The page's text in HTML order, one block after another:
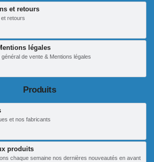
et retours
retours
légales
général de vente & Mentions légales
Produits
et nos fabricants
produits
chaque semaine nos dernières nouveautés en avant